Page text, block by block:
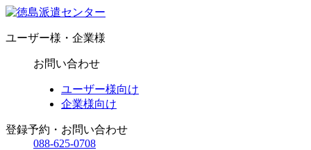
ユーザー様・企業様
お問い合わせ
ユーザー様向け
企業様向け
登録予約・お問い合わせ
088-625-0708